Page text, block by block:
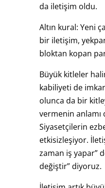
da iletişim oldu.
Altın kural: Yeni
bir iletişim,
bloktan kopan
Büyük kitleler
kabiliyeti de
olunca da bir
vermenin anlamı
Siyasetçilerin
etkisizleşiyor.
zaman iş yapar”
değiştir” diyoruz.